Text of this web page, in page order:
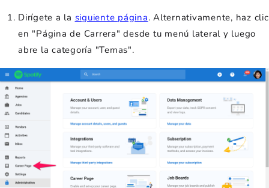
Dirígete a la siguiente página. Alternativamente, haz clic
en "Página de Carrera" desde tu menú lateral y luego
abre la categoría "Temas".